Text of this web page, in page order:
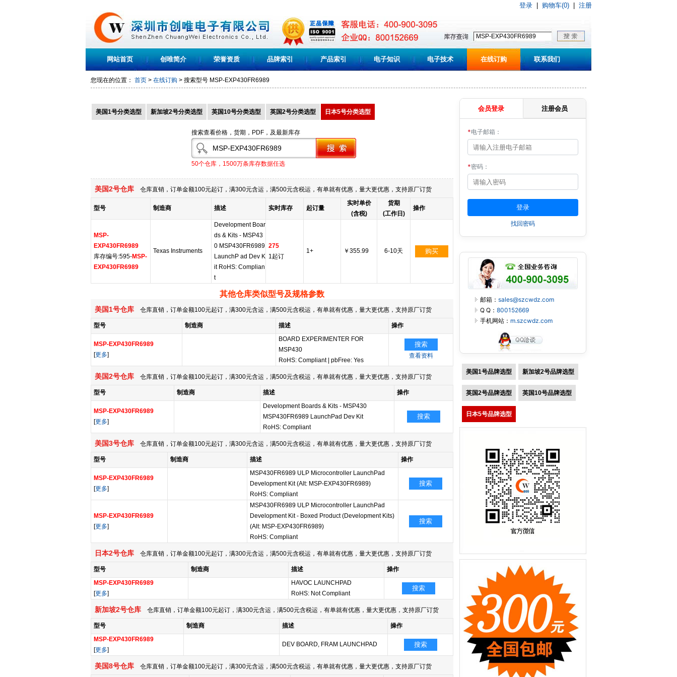
登录 购物车(0) 注册
网站首页 创唯简介 荣誉资质 品牌索引 产品索引 电子知识 电子技术 在线订购 联系我们
您现在的位置： 首页 > 在线订购 > 搜索型号 MSP-EXP430FR6989
美国1号分类选型 新加坡2号分类选型 英国10号分类选型 英国2号分类选型 日本5号分类选型
搜索查看价格，货期，PDF，及最新库存
50个仓库，1500万条库存数据任选
美国2号仓库 仓库直销，订单金额100元起订，满300元含运，满500元含税运，有单就有优惠，量大更优惠，支持原厂订货
型号 制造商 描述 实时库存 起订量
实时单价
(含税)
货期
(工作日)
操作
MSP-
EXP430FR6989
库存编号:595-MSP-
EXP430FR6989
Texas Instruments
Development Boar
ds & Kits - MSP43
0 MSP430FR6989
LaunchP ad Dev K
it RoHS: Complian
t
275
1起订
1+ ￥355.99 6-10天 购买
其他仓库类似型号及规格参数
美国1号仓库 仓库直销，订单金额100元起订，满300元含运，满500元含税运，有单就有优惠，量大更优惠，支持原厂订货
型号 制造商 描述 操作
MSP-EXP430FR6989
[更多]
BOARD EXPERIMENTER FOR
MSP430
RoHS: Compliant pbFree: Yes
搜索
查看资料
美国2号仓库 仓库直销，订单金额100元起订，满300元含运，满500元含税运，有单就有优惠，量大更优惠，支持原厂订货
型号 制造商 描述 操作
MSP-EXP430FR6989
[更多]
Development Boards & Kits - MSP430
MSP430FR6989 LaunchPad Dev Kit
RoHS: Compliant
搜索
美国3号仓库 仓库直销，订单金额100元起订，满300元含运，满500元含税运，有单就有优惠，量大更优惠，支持原厂订货
型号 制造商 描述 操作
MSP-EXP430FR6989
[更多]
MSP430FR6989 ULP Microcontroller LaunchPad
Development Kit (Alt: MSP-EXP430FR6989)
RoHS: Compliant
搜索
MSP-EXP430FR6989
[更多]
MSP430FR6989 ULP Microcontroller LaunchPad
Development Kit - Boxed Product (Development Kits)
(Alt: MSP-EXP430FR6989)
RoHS: Compliant
搜索
日本2号仓库 仓库直销，订单金额100元起订，满300元含运，满500元含税运，有单就有优惠，量大更优惠，支持原厂订货
型号 制造商 描述
操作
MSP-EXP430FR6989
[更多]
HAVOC LAUNCHPAD
RoHS: Not Compliant
搜索
新加坡2号仓库 仓库直销，订单金额100元起订，满300元含运，满500元含税运，有单就有优惠，量大更优惠，支持原厂订货
型号 制造商 描述
操作
MSP-EXP430FR6989
[更多]
DEV BOARD, FRAM LAUNCHPAD 搜索
美国8号仓库 仓库直销，订单金额100元起订，满300元含运，满500元含税运，有单就有优惠，量大更优惠，支持原厂订货
会员登录 注册会员
*电子邮箱：
*密码：
找回密码
邮箱： sales@szcwdz.com
Q Q： 800152669
手机网站： m.szcwdz.com
美国1号品牌选型 新加坡2号品牌选型
英国2号品牌选型 英国10号品牌选型
日本5号品牌选型